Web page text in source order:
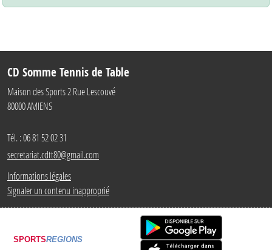
CD Somme Tennis de Table
Maison des Sports 2 Rue Lescouvé
80000AMIENS
Tél. :06 81 52 02 31
secretariat.cdtt80@gmail.com
Informations légales
Signaler un contenu inapproprié
SPORTSREGIONS